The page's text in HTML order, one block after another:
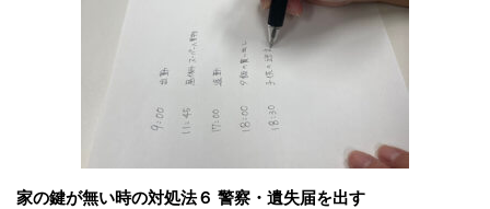
家の鍵が無い時の対処法６ 警察・遺失届を出す